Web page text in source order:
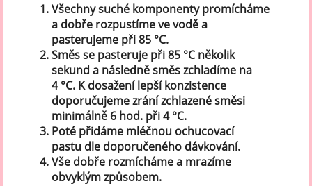
Všechny suché komponenty promícháme
a dobře rozpustíme ve vodě a
pasterujeme při 85 °C.
Směs se pasteruje při 85 °C několik
sekund a následně směs zchladíme na
4 °C. K dosažení lepší konzistence
doporučujeme zrání zchlazené směsi
minimálně 6 hod. při 4 °C.
Poté přidáme mléčnou ochucovací
pastu dle doporučeného dávkování.
Vše dobře rozmícháme a mrazíme
obvyklým způsobem.